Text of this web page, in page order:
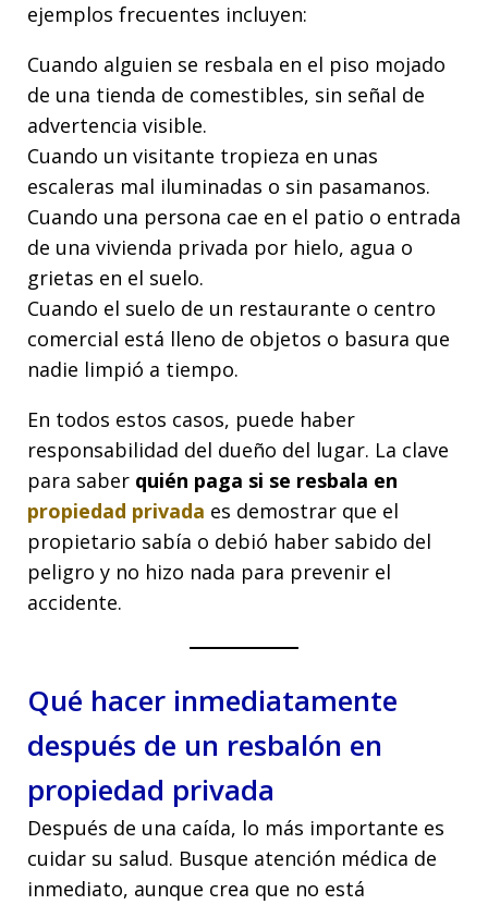
ejemplos frecuentes incluyen:
Cuando alguien se resbala en el piso mojado
de una tienda de comestibles, sin señal de
advertencia visible.
Cuando un visitante tropieza en unas
escaleras mal iluminadas o sin pasamanos.
Cuando una persona cae en el patio o entrada
de una vivienda privada por hielo, agua o
grietas en el suelo.
Cuando el suelo de un restaurante o centro
comercial está lleno de objetos o basura que
nadie limpió a tiempo.
En todos estos casos, puede haber
responsabilidad del dueño del lugar. La clave
para saber quién paga si se resbala en
propiedad privada es demostrar que el
propietario sabía o debió haber sabido del
peligro y no hizo nada para prevenir el
accidente.
Qué hacer inmediatamente
después de un resbalón en
propiedad privada
Después de una caída, lo más importante es
cuidar su salud. Busque atención médica de
inmediato, aunque crea que no está